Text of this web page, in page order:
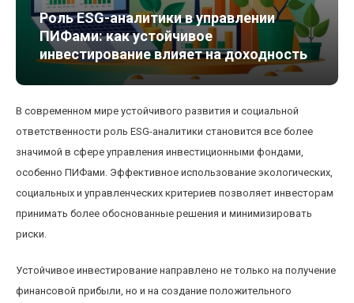
Роль ESG-аналитики в управлении
ПИФами: как устойчивое
инвестирование влияет на доходность
В современном мире устойчивого развития и социальной
ответственности роль ESG-аналитики становится все более
значимой в сфере управления инвестиционными фондами,
особенно ПИФами. Эффективное использование экологических,
социальных и управленческих критериев позволяет инвесторам
принимать более обоснованные решения и минимизировать
риски.
Устойчивое инвестирование направлено не только на получение
финансовой прибыли, но и на создание положительного